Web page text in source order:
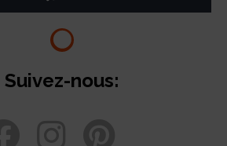
Suivez-nous: